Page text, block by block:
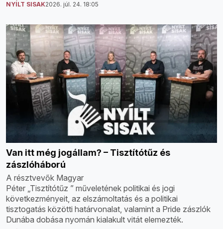
NYÍLT SISAK2026. júl. 24. 18:05
Van itt még jogállam? – Tisztítótűz és
zászlóháború
A résztvevők Magyar
Péter „Tisztítótűz ” műveletének politikai és jogi
következményeit, az elszámoltatás és a politikai
tisztogatás közötti határvonalat, valamint a Pride zászlók
Dunába dobása nyomán kialakult vitát elemezték.